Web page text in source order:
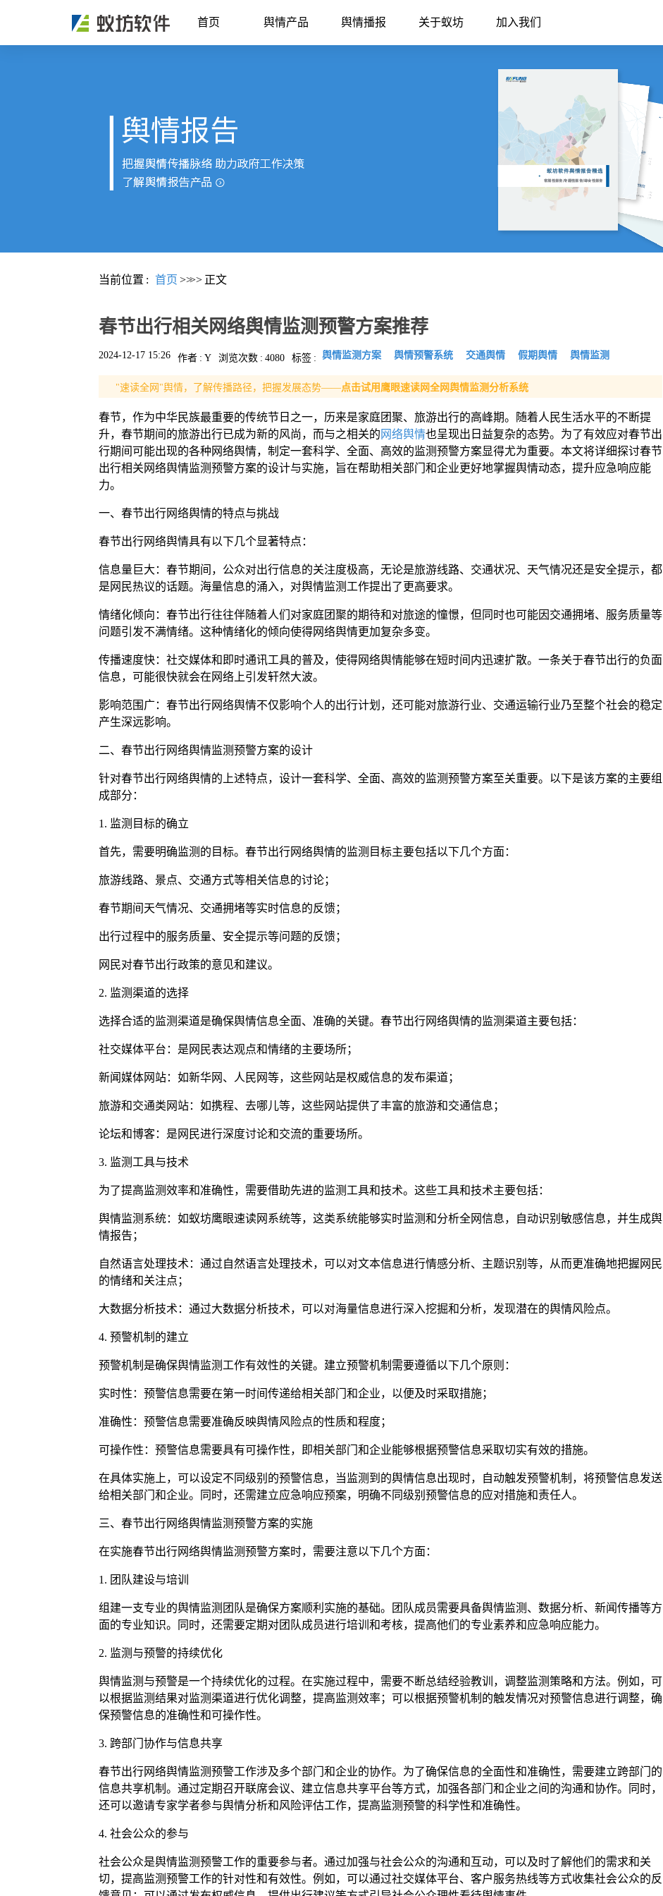
首页 舆情产品 舆情播报 关于蚁坊 加入我们
当前位置 : 首页 >>>> 正文
春节出行相关网络舆情监测预警方案推荐
2024-12-17 15:26 作者 : Y 浏览次数 : 4080 标签 : 舆情监测
假期舆情
交通舆情
舆情预警系统
舆情监测方案
"速读全网"舆情，了解传播路径，把握发展态势——点击试用鹰眼速读网全网舆情监测分析系统
春节，作为中华民族最重要的传统节日之一，历来是家庭团聚、旅游出行的高峰期。随着人民生活水平的不断提
升，春节期间的旅游出行已成为新的风尚，而与之相关的 网络舆情也呈现出日益复杂的态势。为了有效应对春节出
行期间可能出现的各种网络舆情，制定一套科学、全面、高效的监测预警方案显得尤为重要。本文将详细探讨春节
出行相关网络舆情监测预警方案的设计与实施，旨在帮助相关部门和企业更好地掌握舆情动态，提升应急响应能
力。
一、春节出行网络舆情的特点与挑战
春节出行网络舆情具有以下几个显著特点：
信息量巨大：春节期间，公众对出行信息的关注度极高，无论是旅游线路、交通状况、天气情况还是安全提示，都
是网民热议的话题。海量信息的涌入，对舆情监测工作提出了更高要求。
情绪化倾向：春节出行往往伴随着人们对家庭团聚的期待和对旅途的憧憬，但同时也可能因交通拥堵、服务质量等
问题引发不满情绪。这种情绪化的倾向使得网络舆情更加复杂多变。
传播速度快：社交媒体和即时通讯工具的普及，使得网络舆情能够在短时间内迅速扩散。一条关于春节出行的负面
信息，可能很快就会在网络上引发轩然大波。
影响范围广：春节出行网络舆情不仅影响个人的出行计划，还可能对旅游行业、交通运输行业乃至整个社会的稳定
产生深远影响。
二、春节出行网络舆情监测预警方案的设计
针对春节出行网络舆情的上述特点，设计一套科学、全面、高效的监测预警方案至关重要。以下是该方案的主要组
成部分：
1. 监测目标的确立
首先，需要明确监测的目标。春节出行网络舆情的监测目标主要包括以下几个方面：
旅游线路、景点、交通方式等相关信息的讨论；
春节期间天气情况、交通拥堵等实时信息的反馈；
出行过程中的服务质量、安全提示等问题的反馈；
网民对春节出行政策的意见和建议。
2. 监测渠道的选择
选择合适的监测渠道是确保舆情信息全面、准确的关键。春节出行网络舆情的监测渠道主要包括：
社交媒体平台：是网民表达观点和情绪的主要场所；
新闻媒体网站：如新华网、人民网等，这些网站是权威信息的发布渠道；
旅游和交通类网站：如携程、去哪儿等，这些网站提供了丰富的旅游和交通信息；
论坛和博客：是网民进行深度讨论和交流的重要场所。
3. 监测工具与技术
为了提高监测效率和准确性，需要借助先进的监测工具和技术。这些工具和技术主要包括：
舆情监测系统：如蚁坊鹰眼速读网系统等，这类系统能够实时监测和分析全网信息，自动识别敏感信息，并生成舆
情报告；
自然语言处理技术：通过自然语言处理技术，可以对文本信息进行情感分析、主题识别等，从而更准确地把握网民
的情绪和关注点；
大数据分析技术：通过大数据分析技术，可以对海量信息进行深入挖掘和分析，发现潜在的舆情风险点。
4. 预警机制的建立
预警机制是确保舆情监测工作有效性的关键。建立预警机制需要遵循以下几个原则：
实时性：预警信息需要在第一时间传递给相关部门和企业，以便及时采取措施；
准确性：预警信息需要准确反映舆情风险点的性质和程度；
可操作性：预警信息需要具有可操作性，即相关部门和企业能够根据预警信息采取切实有效的措施。
在具体实施上，可以设定不同级别的预警信息，当监测到的舆情信息出现时，自动触发预警机制，将预警信息发送
给相关部门和企业。同时，还需建立应急响应预案，明确不同级别预警信息的应对措施和责任人。
三、春节出行网络舆情监测预警方案的实施
在实施春节出行网络舆情监测预警方案时，需要注意以下几个方面：
1. 团队建设与培训
组建一支专业的舆情监测团队是确保方案顺利实施的基础。团队成员需要具备舆情监测、数据分析、新闻传播等方
面的专业知识。同时，还需要定期对团队成员进行培训和考核，提高他们的专业素养和应急响应能力。
2. 监测与预警的持续优化
舆情监测与预警是一个持续优化的过程。在实施过程中，需要不断总结经验教训，调整监测策略和方法。例如，可
以根据监测结果对监测渠道进行优化调整，提高监测效率；可以根据预警机制的触发情况对预警信息进行调整，确
保预警信息的准确性和可操作性。
3. 跨部门协作与信息共享
春节出行网络舆情监测预警工作涉及多个部门和企业的协作。为了确保信息的全面性和准确性，需要建立跨部门的
信息共享机制。通过定期召开联席会议、建立信息共享平台等方式，加强各部门和企业之间的沟通和协作。同时，
还可以邀请专家学者参与舆情分析和风险评估工作，提高监测预警的科学性和准确性。
4. 社会公众的参与
社会公众是舆情监测预警工作的重要参与者。通过加强与社会公众的沟通和互动，可以及时了解他们的需求和关
切，提高监测预警工作的针对性和有效性。例如，可以通过社交媒体平台、客户服务热线等方式收集社会公众的反